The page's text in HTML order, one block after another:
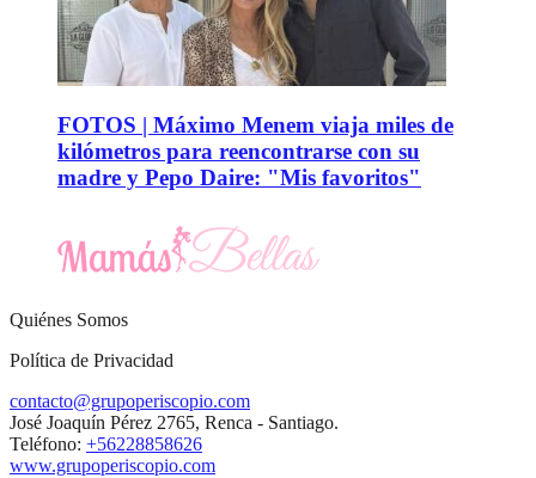
FOTOS | Máximo Menem viaja miles de
kilómetros para reencontrarse con su
madre y Pepo Daire: "Mis favoritos"
Quiénes Somos
Política de Privacidad
contacto@grupoperiscopio.com
José Joaquín Pérez 2765, Renca - Santiago.
Teléfono: +56228858626
www.grupoperiscopio.com